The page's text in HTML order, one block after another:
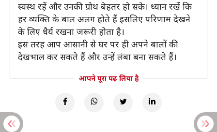
स्वस्थ रहें और उनकी ग्रोथ बेहतर हो सके। ध्यान रखें कि
हर व्यक्ति के बाल अलग होते हैं इसलिए परिणाम देखने
के लिए धैर्य रखना जरूरी होता है।
इस तरह आप आसानी से घर पर ही अपने बालों की
देखभाल कर सकते हैं और उन्हें लंबा बना सकते हैं।
आपने पूरा पढ़ लिया है